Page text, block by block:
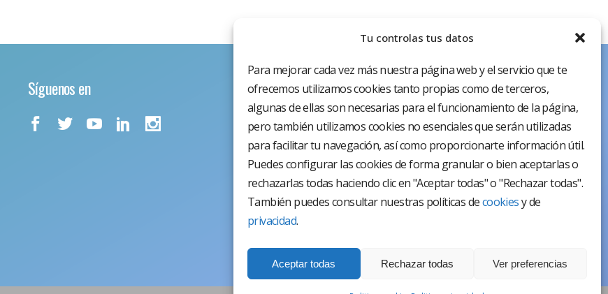
Tu controlas tus datos
Para mejorar cada vez más nuestra página web y el servicio que te
ofrecemos utilizamos cookies tanto propias como de terceros,
algunas de ellas son necesarias para el funcionamiento de la página,
pero también utilizamos cookies no esenciales que serán utilizadas
para facilitar tu navegación, así como proporcionarte información útil.
Puedes configurar las cookies de forma granular o bien aceptarlas o
rechazarlas todas haciendo clic en "Aceptar todas" o "Rechazar todas".
También puedes consultar nuestras políticas decookiesy de
privacidad.
Aceptar todas Rechazar todas Ver preferencias
Síguenos en